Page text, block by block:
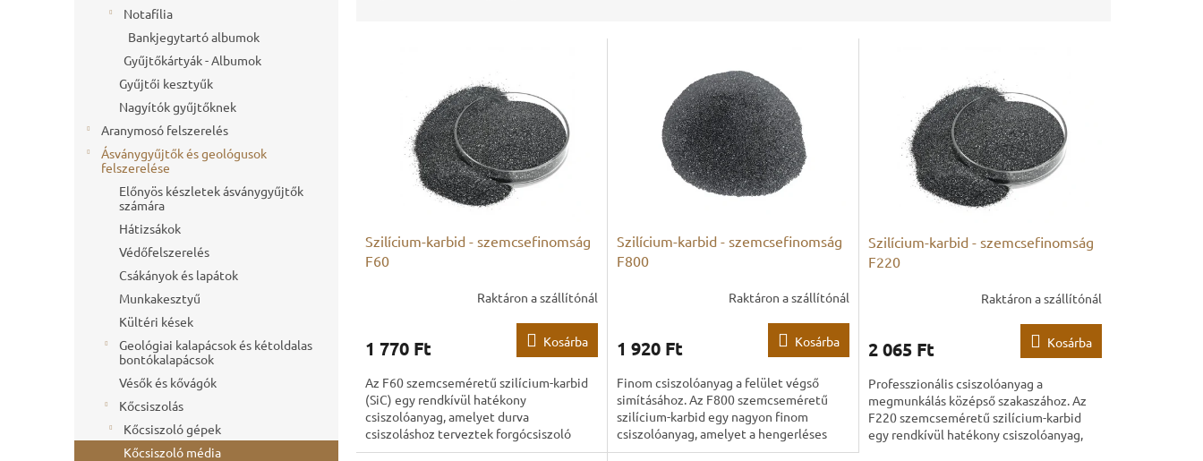
Notafília
Bankjegytartó albumok
Gyűjtőkártyák - Albumok
Gyűjtői kesztyűk
Nagyítók gyűjtőknek
Aranymosó felszerelés
Ásványgyűjtők és geológusok
felszerelése
Előnyös készletek ásványgyűjtők
számára
Hátizsákok
Védőfelszerelés
Csákányok és lapátok
Munkakesztyű
Kültéri kések
Geológiai kalapácsok és kétoldalas
bontókalapácsok
Vésők és kővágók
Kőcsiszolás
Kőcsiszoló gépek
Kőcsiszoló média
Szilícium-karbid - szemcsefinomság
F60
Raktáron a szállítónál
1 770 Ft Kosárba
Az F60 szemcseméretű szilícium-karbid
(SiC) egy rendkívül hatékony
csiszolóanyag, amelyet durva
csiszoláshoz terveztek forgócsiszoló
gépekben. Elsősorban a forgócsiszolás
Szilícium-karbid - szemcsefinomság
F800
Raktáron a szállítónál
1 920 Ft Kosárba
Finom csiszolóanyag a felület végső
simításához. Az F800 szemcseméretű
szilícium-karbid egy nagyon finom
csiszolóanyag, amelyet a hengerléses
polírozás utolsó szakaszaihoz...
Szilícium-karbid - szemcsefinomság
F220
Raktáron a szállítónál
2 065 Ft Kosárba
Professzionális csiszolóanyag a
megmunkálás középső szakaszához. Az
F220 szemcseméretű szilícium-karbid
egy rendkívül hatékony csiszolóanyag,